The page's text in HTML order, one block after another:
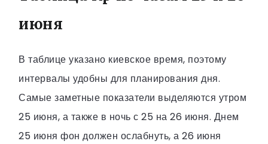
июня
В таблице указано киевское время, поэтому
интервалы удобны для планирования дня.
Самые заметные показатели выделяются утром
25 июня, а также в ночь с 25 на 26 июня. Днем
25 июня фон должен ослабнуть, а 26 июня